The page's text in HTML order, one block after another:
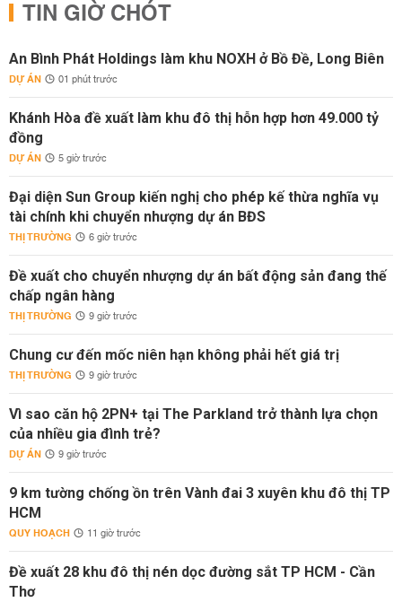
TIN GIỜ CHÓT
An Bình Phát Holdings làm khu NOXH ở Bồ Đề, Long Biên
DỰ ÁN 01 phút trước
Khánh Hòa đề xuất làm khu đô thị hỗn hợp hơn 49.000 tỷ
đồng
DỰ ÁN 5 giờ trước
Đại diện Sun Group kiến nghị cho phép kế thừa nghĩa vụ
tài chính khi chuyển nhượng dự án BĐS
THỊ TRƯỜNG 6 giờ trước
Đề xuất cho chuyển nhượng dự án bất động sản đang thế
chấp ngân hàng
THỊ TRƯỜNG 9 giờ trước
Chung cư đến mốc niên hạn không phải hết giá trị
THỊ TRƯỜNG 9 giờ trước
Vì sao căn hộ 2PN+ tại The Parkland trở thành lựa chọn
của nhiều gia đình trẻ?
DỰ ÁN 9 giờ trước
9 km tường chống ồn trên Vành đai 3 xuyên khu đô thị TP
HCM
QUY HOẠCH 11 giờ trước
Đề xuất 28 khu đô thị nén dọc đường sắt TP HCM - Cần
Thơ